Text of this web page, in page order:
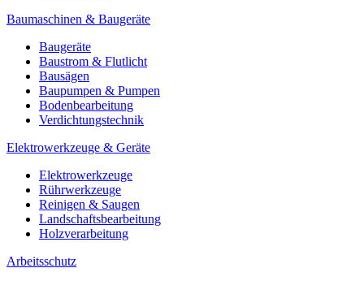
Baumaschinen & Baugeräte
Baugeräte
Baustrom & Flutlicht
Bausägen
Baupumpen & Pumpen
Bodenbearbeitung
Verdichtungstechnik
Elektrowerkzeuge & Geräte
Elektrowerkzeuge
Rührwerkzeuge
Reinigen & Saugen
Landschaftsbearbeitung
Holzverarbeitung
Arbeitsschutz